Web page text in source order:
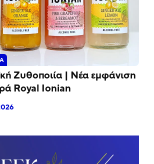
Ζυθοποιία | Νέα εμφάνιση
Royal Ionian